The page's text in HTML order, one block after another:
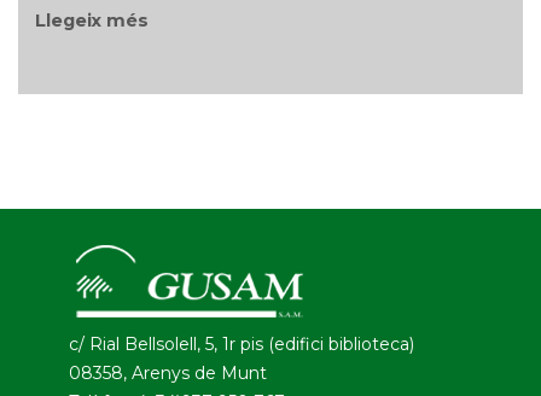
Llegeix més
c/ Rial Bellsolell, 5, 1r pis (edifici biblioteca)
08358, Arenys de Munt